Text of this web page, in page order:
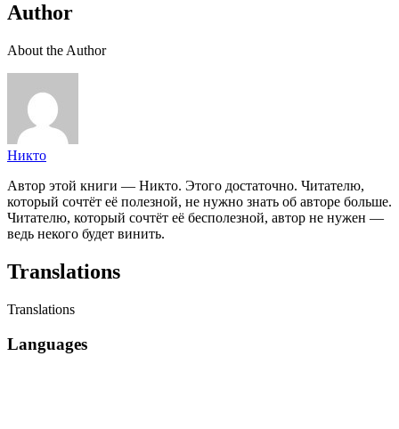
Author
About the Author
Никто
Автор этой книги — Никто. Этого достаточно. Читателю,
который сочтёт её полезной, не нужно знать об авторе больше.
Читателю, который сочтёт её бесполезной, автор не нужен —
ведь некого будет винить.
Translations
Translations
Languages